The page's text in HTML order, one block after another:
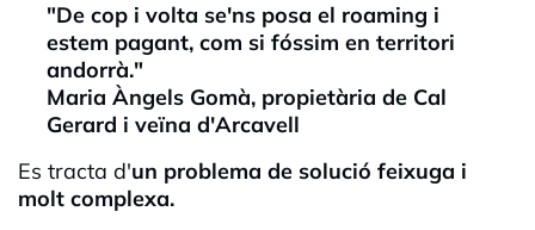
"De cop i volta se'ns posa el roaming i
estem pagant, com si fóssim en territori
andorrà."
Maria Àngels Gomà, propietària de Cal
Gerard i veïna d'Arcavell
Es tracta d'un problema de solució feixuga i
molt complexa.